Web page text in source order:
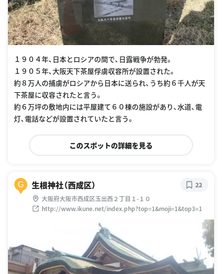
１９０４年、日本とロシアの間で、日露戦争が勃発。
１９０５年、大阪天下茶屋俘虜収容所が設置された。
約８万人の捕虜がロシアから日本に送られ、うち約６千人が天
下茶屋に収容されたと言う。
約６万坪の敷地内には平屋建て６０棟の施設があり、水道、電
灯、電話などが設置されていたと言う。
このスポットの詳細を見る
G 生根神社（西成区）
大阪府大阪市西成区玉出西２丁目１-１０
http://www.ikune.net/index.php?top=1&moji=1&top3=1
22